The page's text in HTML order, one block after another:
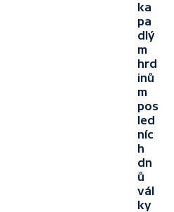
ka
pa
dlý
m
hrd
inů
m
pos
led
níc
h
dn
ů
vál
ky